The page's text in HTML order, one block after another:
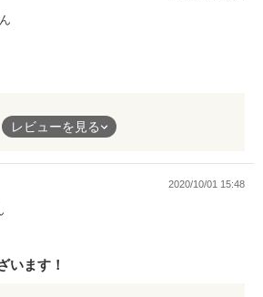
ーが、隣の配偶者なんて
。（営業アシスタント）
かしく感じました。
😊
てます。
レビューを見る
2020/10/01 15:48
います！